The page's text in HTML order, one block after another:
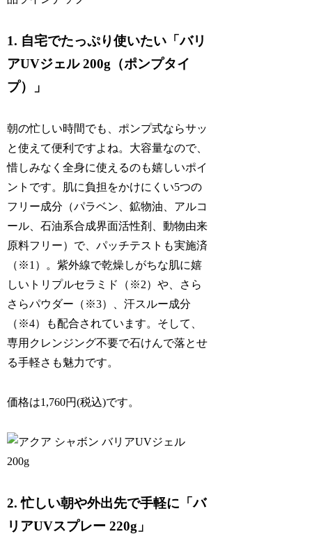
1. 自宅でたっぷり使いたい「バリ
アUVジェル 200g（ポンプタイ
プ）」
朝の忙しい時間でも、ポンプ式ならサッ
と使えて便利ですよね。大容量なので、
惜しみなく全身に使えるのも嬉しいポイ
ントです。肌に負担をかけにくい5つの
フリー成分（パラベン、鉱物油、アルコ
ール、石油系合成界面活性剤、動物由来
原料フリー）で、パッチテストも実施済
（※1）。紫外線で乾燥しがちな肌に嬉
しいトリプルセラミド（※2）や、さら
さらパウダー（※3）、汗スルー成分
（※4）も配合されています。そして、
専用クレンジング不要で石けんで落とせ
る手軽さも魅力です。
価格は1,760円(税込)です。
2. 忙しい朝や外出先で手軽に「バ
リアUVスプレー 220g」